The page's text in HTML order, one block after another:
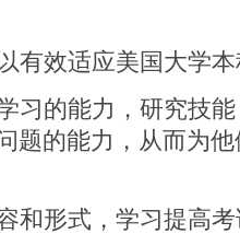
有效适应美国大学
习的能力，研究技
题的能力，从而为
和形式，学习提高